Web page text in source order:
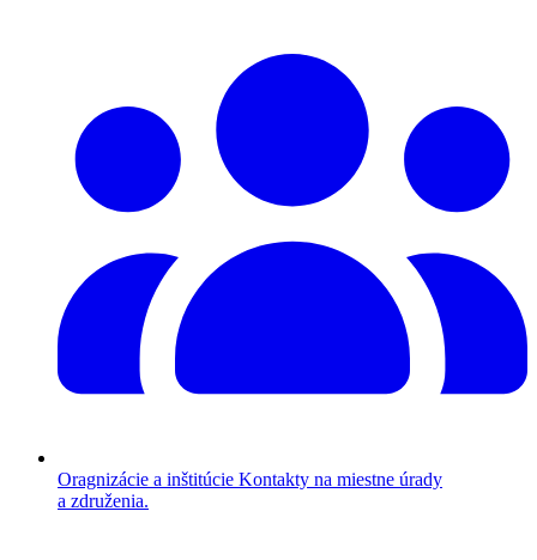
Oragnizácie a inštitúcie Kontakty na miestne úrady
a združenia.